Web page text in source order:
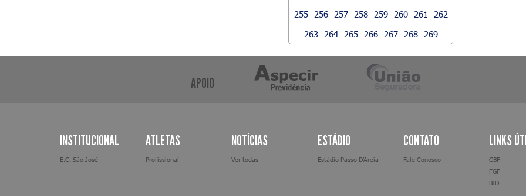
255
256 257 258 259 260 261
262
263
264 265 266 267 268 269
APOIO
INSTITUCIONAL
E.C. São José
ATLETAS
Profissional
NOTÍCIAS
Ver todas
ESTÁDIO
Estádio Passo D’Areia
CONTATO
Fale Conosco
LINKS
CBF
FGF
BID